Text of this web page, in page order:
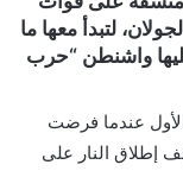
لتبدأ معها ما
واشنطن “حرب
عندما فرضت
إطلاق النار على